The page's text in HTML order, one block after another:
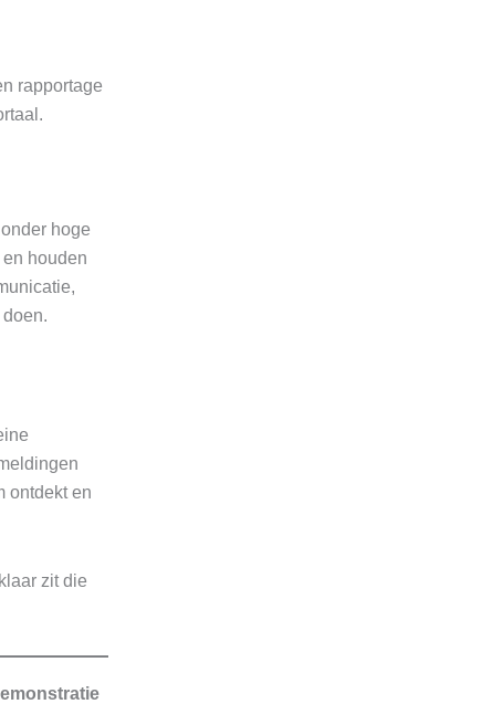
rapportage
hoge
houden
ontdekt en
zit die